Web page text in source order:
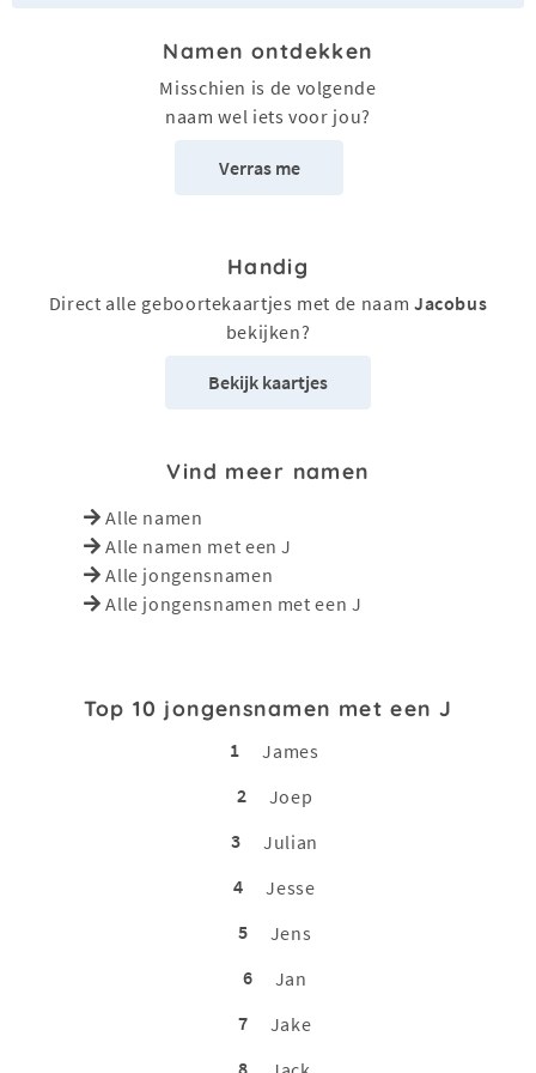
Namen ontdekken
Misschien is de volgende
naam wel iets voor jou?
Verras me
Handig
Direct alle geboortekaartjes met de naam Jacobus
bekijken?
Bekijk kaartjes
Vind meer namen
Alle namen
Alle namen met een J
Alle jongensnamen
Alle jongensnamen met een J
Top 10 jongensnamen met een J
1
James
2
Joep
3
Julian
4
Jesse
5
Jens
6
Jan
7
Jake
8